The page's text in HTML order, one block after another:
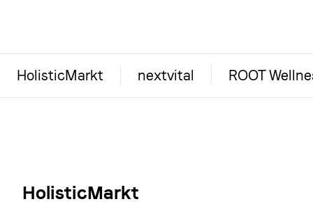
HolisticMarkt nextvital ROOT
HolisticMarkt